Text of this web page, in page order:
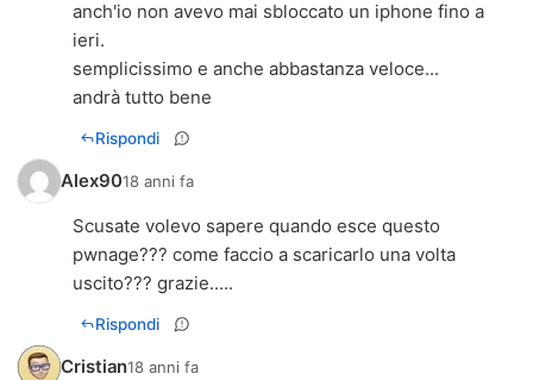
anch'io non avevo mai sbloccato un iphone fino a
ieri.
semplicissimo e anche abbastanza veloce...
andrà tutto bene
Rispondi
Alex9018 anni fa
Scusate volevo sapere quando esce questo
pwnage??? come faccio a scaricarlo una volta
uscito??? grazie.....
Rispondi
Cristian18 anni fa